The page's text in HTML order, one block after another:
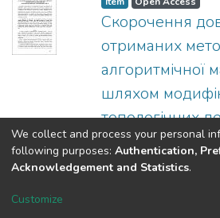
Скорочення
отриманих
алгоритмічної
шляхом
топологічних
(Век+,2007)
DSpace software copyright ©
Send
We collect and process your personal
following purposes: Authentication,
Acknowledgement and Statistics.
Customize